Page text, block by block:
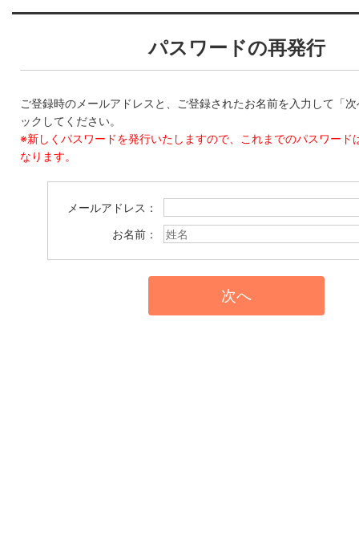
パスワードの再発行
ご登録時のメールアドレスと、ご登録されたお名前を入力して「
ックしてください。
※新しくパスワードを発行いたしますので、これまでのパスワード
なります。
メールアドレス：
お名前：